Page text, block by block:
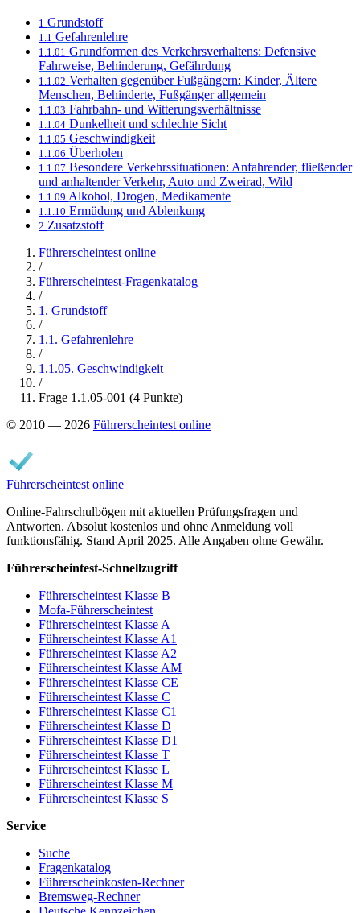
1 Grundstoff
1.1 Gefahrenlehre
1.1.01 Grundformen des Verkehrsverhaltens: Defensive
Fahrweise, Behinderung, Gefährdung
1.1.02 Verhalten gegenüber Fußgängern: Kinder, Ältere
Menschen, Behinderte, Fußgänger allgemein
1.1.03 Fahrbahn- und Witterungsverhältnisse
1.1.04 Dunkelheit und schlechte Sicht
1.1.05 Geschwindigkeit
1.1.06 Überholen
1.1.07 Besondere Verkehrssituationen: Anfahrender, fließender
und anhaltender Verkehr, Auto und Zweirad, Wild
1.1.09 Alkohol, Drogen, Medikamente
1.1.10 Ermüdung und Ablenkung
2 Zusatzstoff
Führerscheintest online
/
Führerscheintest-Fragenkatalog
/
1. Grundstoff
/
1.1. Gefahrenlehre
/
1.1.05. Geschwindigkeit
/
Frage 1.1.05-001 (4 Punkte)
© 2010 — 2026 Führerscheintest online
Führerscheintest online
Online-Fahrschulbögen mit aktuellen Prüfungsfragen und
Antworten. Absolut kostenlos und ohne Anmeldung voll
funktionsfähig. Stand April 2025. Alle Angaben ohne Gewähr.
Führerscheintest-Schnellzugriff
Führerscheintest Klasse B
Mofa-Führerscheintest
Führerscheintest Klasse A
Führerscheintest Klasse A1
Führerscheintest Klasse A2
Führerscheintest Klasse AM
Führerscheintest Klasse CE
Führerscheintest Klasse C
Führerscheintest Klasse C1
Führerscheintest Klasse D
Führerscheintest Klasse D1
Führerscheintest Klasse T
Führerscheintest Klasse L
Führerscheintest Klasse M
Führerscheintest Klasse S
Service
Suche
Fragenkatalog
Führerscheinkosten-Rechner
Bremsweg-Rechner